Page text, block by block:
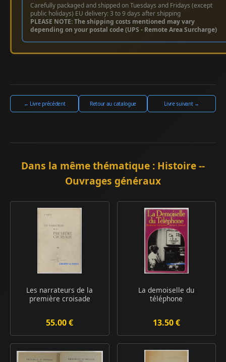
Carefully packaged and shipped on Tuesdays and Fridays (except
public holidays) EU delivery: 3 to 9 days after shipping
PLEASE NOTE: The shipping costs mentioned may vary
depending on your postal code (UPS - Remote Area Surcharge)
← Livre précédent Retour au catalogue Livre suivant →
Dans la même thématique : Histoire --
Ouvrages généraux
Les narrateurs de la
première croisade
55.00 €
La demoiselle du
téléphone
13.50 €